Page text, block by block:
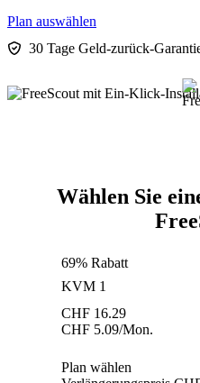
Plan auswählen
30 Tage Geld-zurück-
Wählen Sie
69% Rabatt
KVM 1
CHF 16.29
CHF 5.09/Mon.
Plan wählen